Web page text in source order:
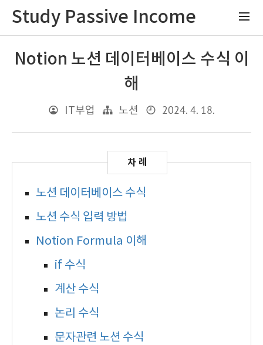
Study Passive Income
Notion 노션 데이터베이스 수식 이
해
IT부업 노션 2024. 4. 18.
노션 데이터베이스 수식
노션 수식 입력 방법
Notion Formula 이해
if 수식
계산 수식
논리 수식
문자관련 노션 수식